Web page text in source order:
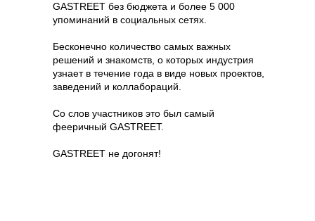
GASTREET без бюджета и более 5 000
упоминаний в социальных сетях.
Бесконечно количество самых важных
решений и знакомств, о которых индустрия
узнает в течение года в виде новых проектов,
заведений и коллабораций.
Со слов участников это был самый
фееричный GASTREET.
GASTREET не догонят!